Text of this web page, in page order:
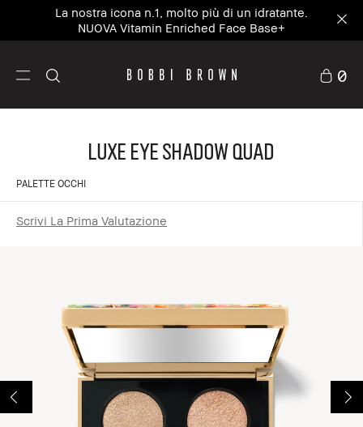
La nostra icona n.1, molto più di un idratante.
NUOVA Vitamin Enriched Face Base+
0
LUXE EYE SHADOW QUAD
PALETTE OCCHI
Scrivi La Prima Valutazione